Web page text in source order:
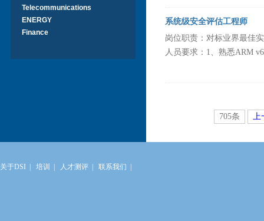
Telecommunications
ENERGY
Finance
系统级安全评估工程师
岗位职责：对标业界最佳
人员要求：1、熟悉ARM
705条 上
关于DSI 培训 人才测评 联系我们